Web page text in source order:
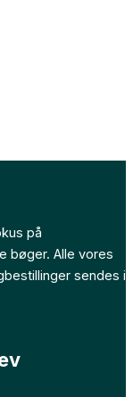
på
bøger. Alle vores
sendes i